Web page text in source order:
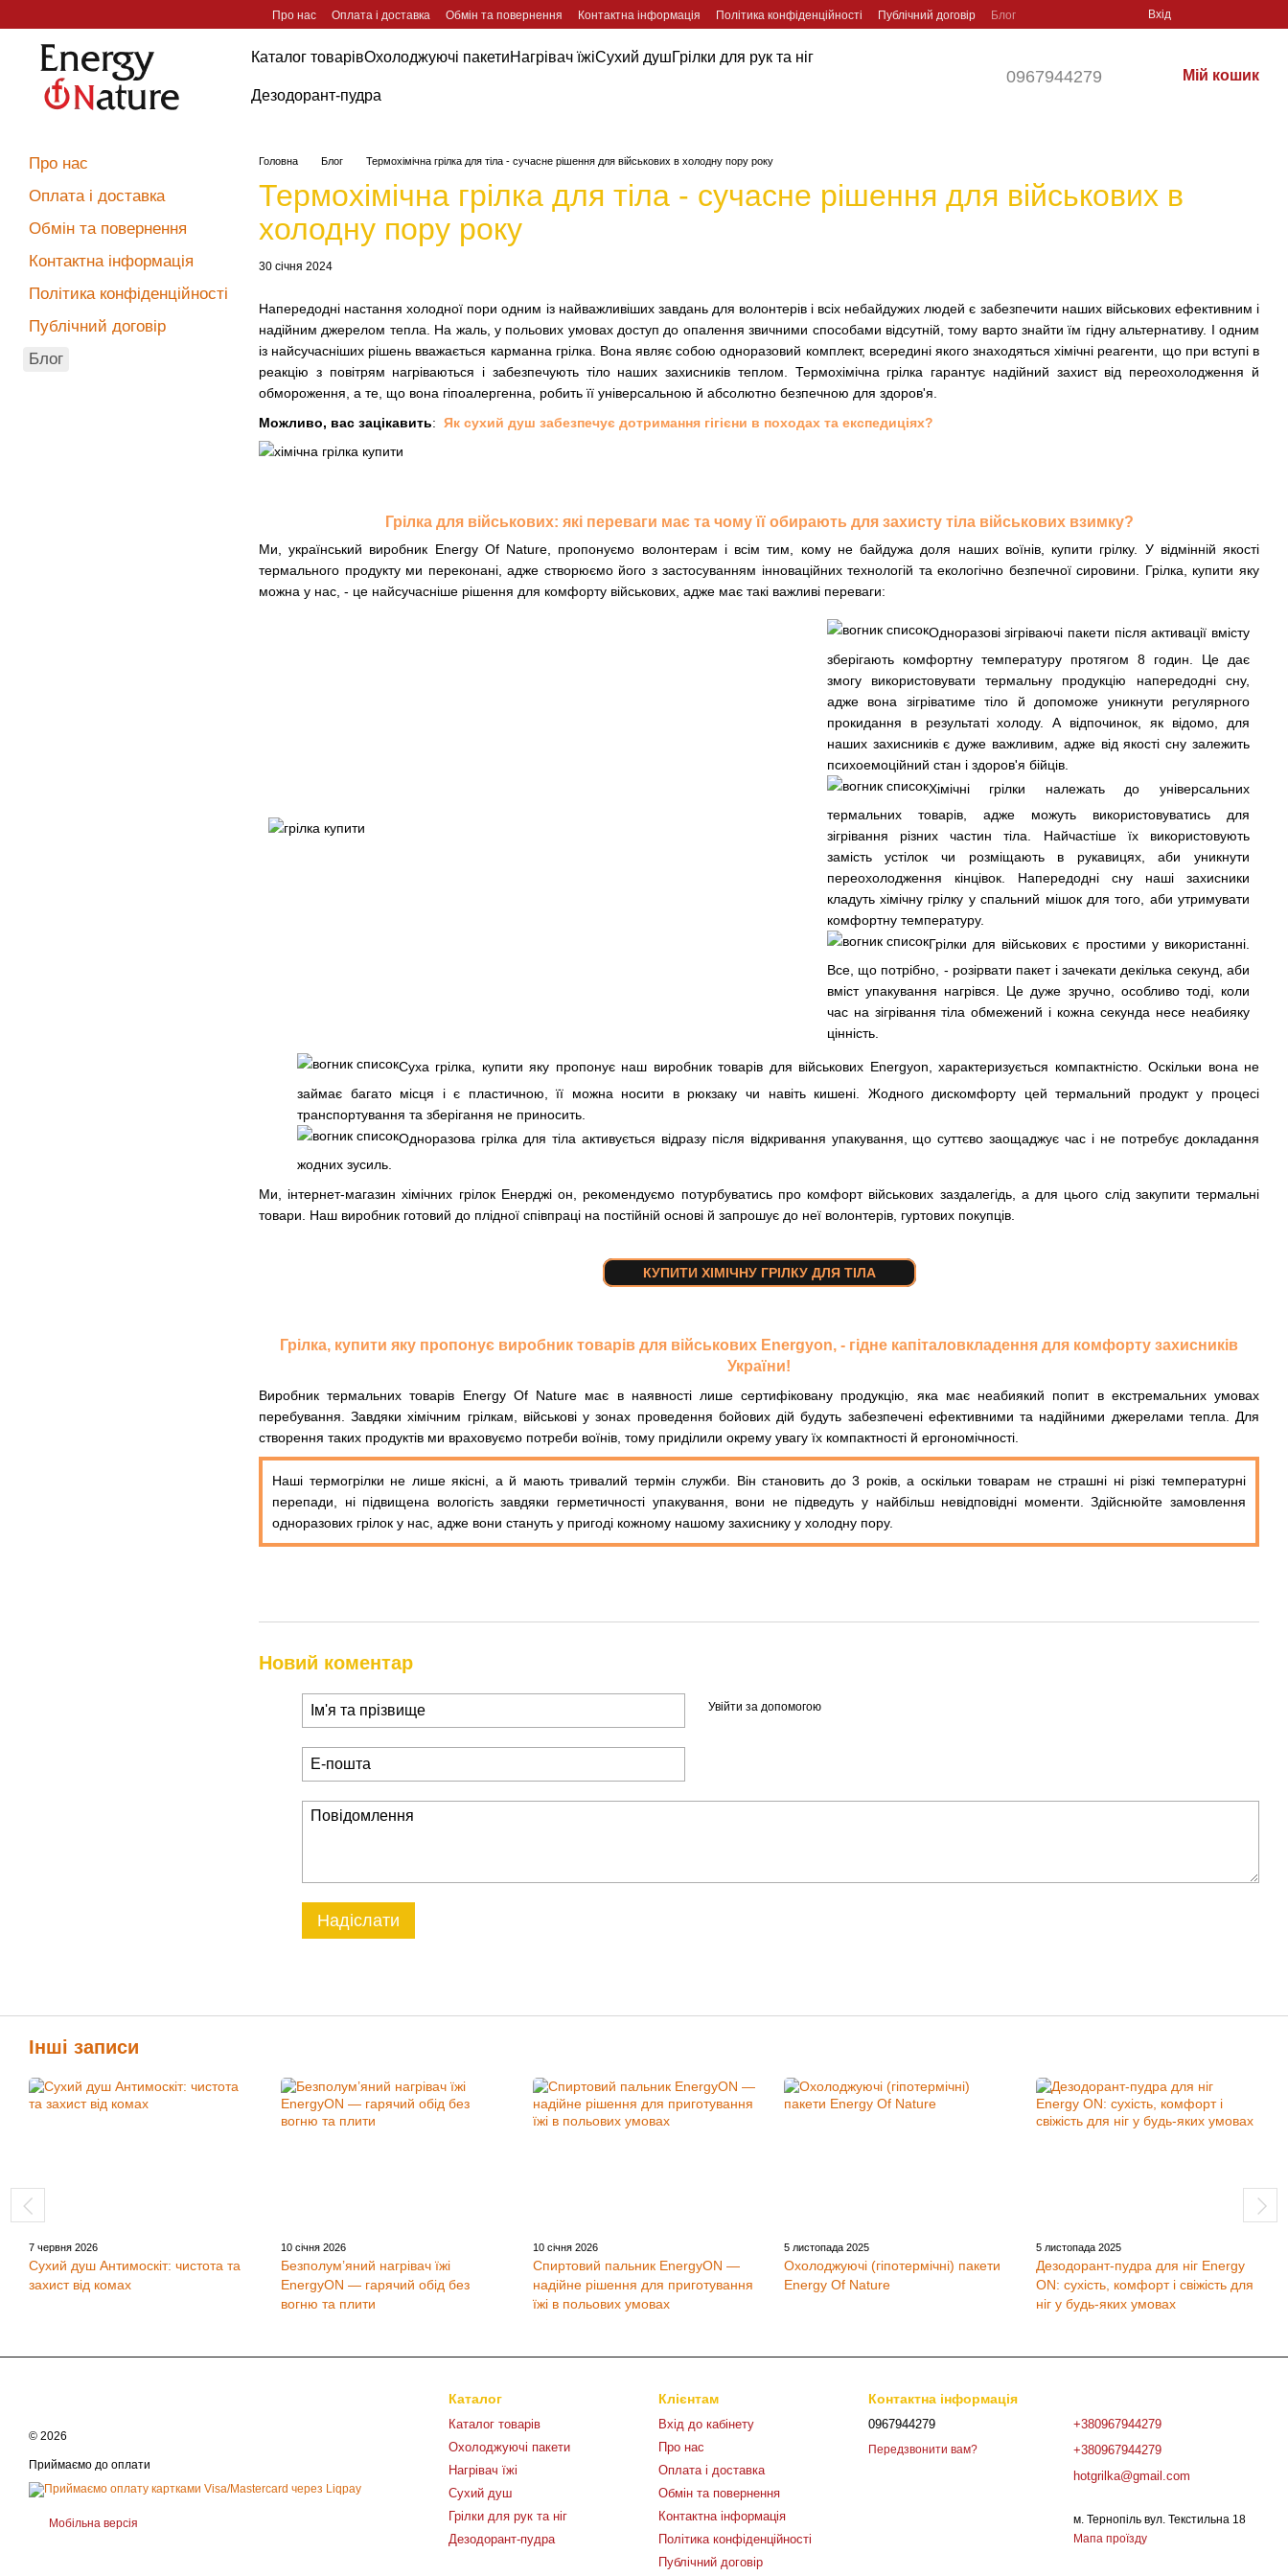
Про нас Оплата і доставка Обмін та повернення Контактна інформація Політика конфіденційності Публічний договір Блог Вхід
Каталог товарівОхолоджуючі пакетиНагрівач їжіСухий душГрілки для рук та ніг
Дезодорант-пудра
0967944279 Мій кошик
Головна Блог Термохімічна грілка для тіла - сучасне рішення для військових в холодну пору року
Термохімічна грілка для тіла - сучасне рішення для військових в
холодну пору року
30 січня 2024
Напередодні настання холодної пори одним із найважливіших завдань для волонтерів і всіх небайдужих людей є забезпечити наших військових ефективним і
надійним джерелом тепла. На жаль, у польових умовах доступ до опалення звичними способами відсутній, тому варто знайти їм гідну альтернативу. І одним
із найсучасніших рішень вважається карманна грілка. Вона являє собою одноразовий комплект, всередині якого знаходяться хімічні реагенти, що при вступі в
реакцію з повітрям нагріваються і забезпечують тіло наших захисників теплом. Термохімічна грілка гарантує надійний захист від переохолодження й
обмороження, а те, що вона гіпоалергенна, робить її універсальною й абсолютно безпечною для здоров'я.
Можливо, вас зацікавить: Як сухий душ забезпечує дотримання гігієни в походах та експедиціях?
Грілка для військових: які переваги має та чому її обирають для захисту тіла військових взимку?
Ми, український виробник Energy Of Nature, пропонуємо волонтерам і всім тим, кому не байдужа доля наших воїнів, купити грілку. У відмінній якості
термального продукту ми переконані, адже створюємо його з застосуванням інноваційних технологій та екологічно безпечної сировини. Грілка, купити яку
можна у нас, - це найсучасніше рішення для комфорту військових, адже має такі важливі переваги:
Одноразові зігріваючі пакети після активації вмісту
зберігають комфортну температуру протягом 8 годин. Це дає
змогу використовувати термальну продукцію напередодні сну,
адже вона зігріватиме тіло й допоможе уникнути регулярного
прокидання в результаті холоду. А відпочинок, як відомо, для
наших захисників є дуже важливим, адже від якості сну залежить
психоемоційний стан і здоров'я бійців.
Хімічні грілки належать до універсальних
термальних товарів, адже можуть використовуватись для
зігрівання різних частин тіла. Найчастіше їх використовують
замість устілок чи розміщають в рукавицях, аби уникнути
переохолодження кінцівок. Напередодні сну наші захисники
кладуть хімічну грілку у спальний мішок для того, аби утримувати
комфортну температуру.
Грілки для військових є простими у використанні.
Все, що потрібно, - розірвати пакет і зачекати декілька секунд, аби
вміст упакування нагрівся. Це дуже зручно, особливо тоді, коли
час на зігрівання тіла обмежений і кожна секунда несе неабияку
цінність.
Суха грілка, купити яку пропонує наш виробник товарів для військових Energyon, характеризується компактністю. Оскільки вона не
займає багато місця і є пластичною, її можна носити в рюкзаку чи навіть кишені. Жодного дискомфорту цей термальний продукт у процесі
транспортування та зберігання не приносить.
Одноразова грілка для тіла активується відразу після відкривання упакування, що суттєво заощаджує час і не потребує докладання
жодних зусиль.
Ми, інтернет-магазин хімічних грілок Енерджі он, рекомендуємо потурбуватись про комфорт військових заздалегідь, а для цього слід закупити термальні
товари. Наш виробник готовий до плідної співпраці на постійній основі й запрошує до неї волонтерів, гуртових покупців.
КУПИТИ ХІМІЧНУ ГРІЛКУ ДЛЯ ТІЛА
Грілка, купити яку пропонує виробник товарів для військових Energyon, - гідне капіталовкладення для комфорту захисників
України!
Виробник термальних товарів Energy Of Nature має в наявності лише сертифіковану продукцію, яка має неабиякий попит в екстремальних умовах
перебування. Завдяки хімічним грілкам, військові у зонах проведення бойових дій будуть забезпечені ефективними та надійними джерелами тепла. Для
створення таких продуктів ми враховуємо потреби воїнів, тому приділили окрему увагу їх компактності й ергономічності.
Наші термогрілки не лише якісні, а й мають тривалий термін служби. Він становить до 3 років, а оскільки товарам не страшні ні різкі температурні
перепади, ні підвищена вологість завдяки герметичності упакування, вони не підведуть у найбільш невідповідні моменти. Здійснюйте замовлення
одноразових грілок у нас, адже вони стануть у пригоді кожному нашому захиснику у холодну пору.
Новий коментар
Увійти за допомогою
Надіслати
Про нас
Оплата і доставка
Обмін та повернення
Контактна інформація
Політика конфіденційності
Публічний договір
Блог
Інші записи
7 червня 2026
Сухий душ Антимоскіт: чистота та
захист від комах
10 січня 2026
Безполум’яний нагрівач їжі
EnergyON — гарячий обід без
вогню та плити
10 січня 2026
Спиртовий пальник EnergyON —
надійне рішення для приготування
їжі в польових умовах
5 листопада 2025
Охолоджуючі (гіпотермічні) пакети
Energy Of Nature
5 листопада 2025
Дезодорант-пудра для ніг Energy
ON: сухість, комфорт і свіжість для
ніг у будь-яких умовах
© 2026
Приймаємо до оплати
Мобільна версія
Каталог
Каталог товарів
Охолоджуючі пакети
Нагрівач їжі
Сухий душ
Грілки для рук та ніг
Дезодорант-пудра
Клієнтам
Вхід до кабінету
Про нас
Оплата і доставка
Обмін та повернення
Контактна інформація
Політика конфіденційності
Публічний договір
Контактна інформація
0967944279
Передзвонити вам?
+380967944279
+380967944279
hotgrilka@gmail.com
м. Тернопіль вул. Текстильна 18
Мапа проїзду